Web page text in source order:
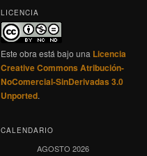
LICENCIA
Este obra está bajo una Licencia
Creative Commons Atribución-
NoComercial-SinDerivadas 3.0
Unported.
CALENDARIO
AGOSTO 2026